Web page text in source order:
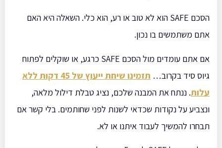
הסכם SAFE הוא לא טוב או רע, הוא כלי. השאלה היא האם
אתם משתמשים בו נכון.
אם אתם עומדים מול הסכם SAFE כרגע, או שוקלים לפתוח
גיוס סיד בקרוב…
תזמינו שיחת ייעוץ של 45 דקות ללא
עלות. ננתח את המבנה שלכם, נציג טבלת דילול מלאה,
ונצביע על נקודות שכדאי לשנות לפני שחותמים. בלי קשר אם
תבחרו להמשיך לעבוד איתנו או לא.